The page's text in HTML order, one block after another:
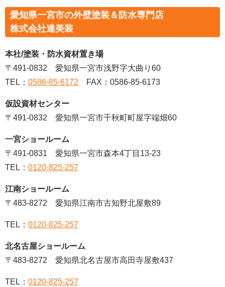
愛知県一宮市の外壁塗装＆防水専門店
株式会社達美装
本社/塗装・防水資材置き場
〒491-0832 愛知県一宮市浅野字大曲り60
TEL： 0586-85-6172 FAX：0586-85-6173
仮設資材センター
〒491-0832 愛知県一宮市千秋町町屋字端畑60
一宮ショールーム
〒491-0831 愛知県一宮市森本4丁目13-23
TEL： 0120-825-257
江南ショールーム
〒483-8272 愛知県江南市古知野北屋敷89
TEL： 0120-825-257
北名古屋ショールーム
〒483-8272 愛知県北名古屋市高田寺屋敷437
TEL： 0120-825-257